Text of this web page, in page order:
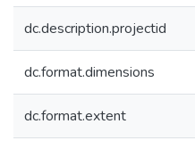
dc.description.projectid
dc.format.dimensions
dc.format.extent